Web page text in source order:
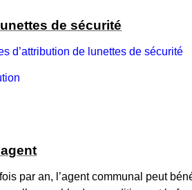
de sécurité
d’attribution de lunettes de sécurité
par an, l’agent communal peut